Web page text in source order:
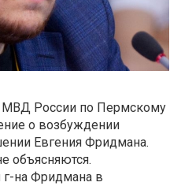
МВД России по Пермскому
о возбуждении
Евгения Фридмана.
объясняются.
г-на Фридмана в